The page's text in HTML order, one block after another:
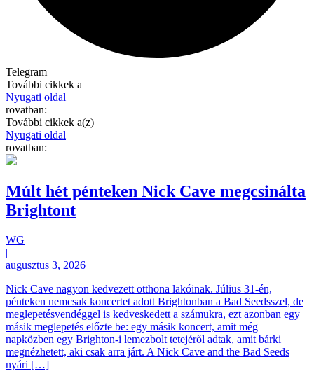
Telegram
További cikkek a
Nyugati oldal
rovatban:
További cikkek a(z)
Nyugati oldal
rovatban:
Múlt hét pénteken Nick Cave megcsinálta
Brightont
WG
|
augusztus 3, 2026
Nick Cave nagyon kedvezett otthona lakóinak. Július 31-én,
pénteken nemcsak koncertet adott Brightonban a Bad Seedsszel, de
meglepetésvendéggel is kedveskedett a számukra, ezt azonban egy
másik meglepetés előzte be: egy másik koncert, amit még
napközben egy Brighton-i lemezbolt tetejéről adtak, amit bárki
megnézhetett, aki csak arra járt. A Nick Cave and the Bad Seeds
nyári […]